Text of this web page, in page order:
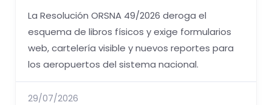
La Resolución ORSNA 49/2026 deroga el
esquema de libros físicos y exige formularios
web, cartelería visible y nuevos reportes para
los aeropuertos del sistema nacional.
29/07/2026